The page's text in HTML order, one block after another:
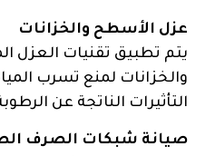
عزل الأسطح والخزانات
يتم تطبيق تقنيات العزل
والخزانات لمنع تسرب
التأثيرات الناتجة عن
صيانة شبكات الصرف